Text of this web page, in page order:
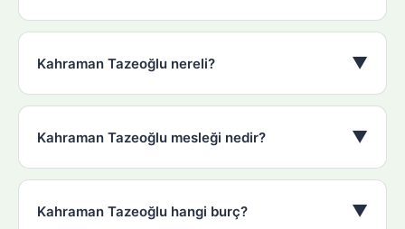
Kahraman Tazeoğlu nereli? ▼
Kahraman Tazeoğlu mesleği nedir? ▼
Kahraman Tazeoğlu hangi burç? ▼